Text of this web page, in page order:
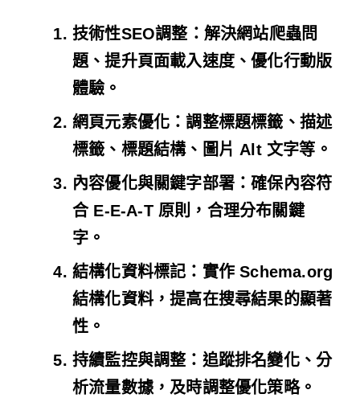
技術性SEO調整：解決網站爬蟲問
題、提升頁面載入速度、優化行動版
體驗。
網頁元素優化 ：調整標題標籤、描述
標籤、標題結構、圖片 Alt 文字等。
內容優化與關鍵字部署 ：確保內容符
合 E-E-A-T 原則，合理分布關鍵
字。
結構化資料標記 ：實作 Schema.org
結構化資料，提高在搜尋結果的顯著
性。
持續監控與調整：追蹤排名變化、分
析流量數據，及時調整優化策略。